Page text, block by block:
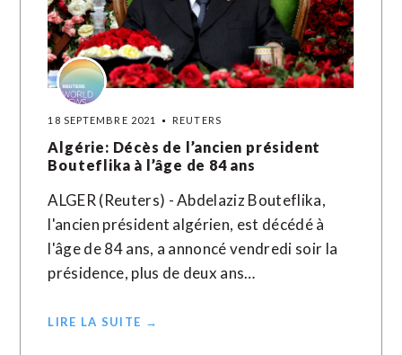
18 SEPTEMBRE 2021 REUTERS
Algérie: Décès de l’ancien président
Bouteflika à l’âge de 84 ans
ALGER (Reuters) - Abdelaziz Bouteflika,
l'ancien président algérien, est décédé à
l'âge de 84 ans, a annoncé vendredi soir la
présidence, plus de deux ans…
LIRE LA SUITE →